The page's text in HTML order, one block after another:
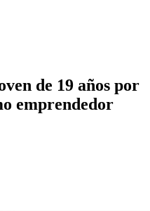
de 19 años por
emprendedor